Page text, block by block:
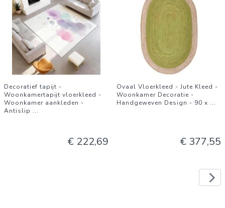
Decoratief tapijt -
Woonkamertapijt vloerkleed -
Woonkamer aankleden -
Antislip ...
€ 222,69
Ovaal Vloerkleed - Jute Kleed -
Woonkamer Decoratie -
Handgeweven Design - 90 x ...
€ 377,55